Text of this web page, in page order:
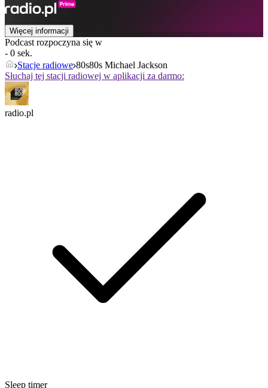
Więcej informacji
Podcast rozpoczyna się w
- 0 sek.
Stacje radiowe 80s80s Michael Jackson
Słuchaj tej stacji radiowej w aplikacji za darmo:
radio.pl
Sleep timer